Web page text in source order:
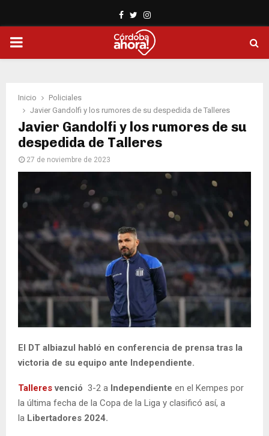
Facebook
TwitterInstagram
PRIMARY
Inicio
Policiales
Javier Gandolfi y los rumores de su despedida de Talleres
Javier Gandolfi y los rumores de su
despedida de Talleres
27 de noviembre de 2023
El DT albiazul habló en conferencia de prensa tras la
victoria de su equipo ante Independiente.
Talleresvenció 3-2 a Independiente en el Kempes por
la última fecha de la Copa de la Liga y clasificó así, a
la Libertadores 2024.